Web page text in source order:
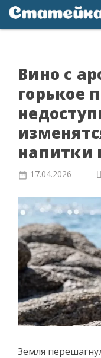
Вино с
горькое
напитки
17.04.2026
Земля